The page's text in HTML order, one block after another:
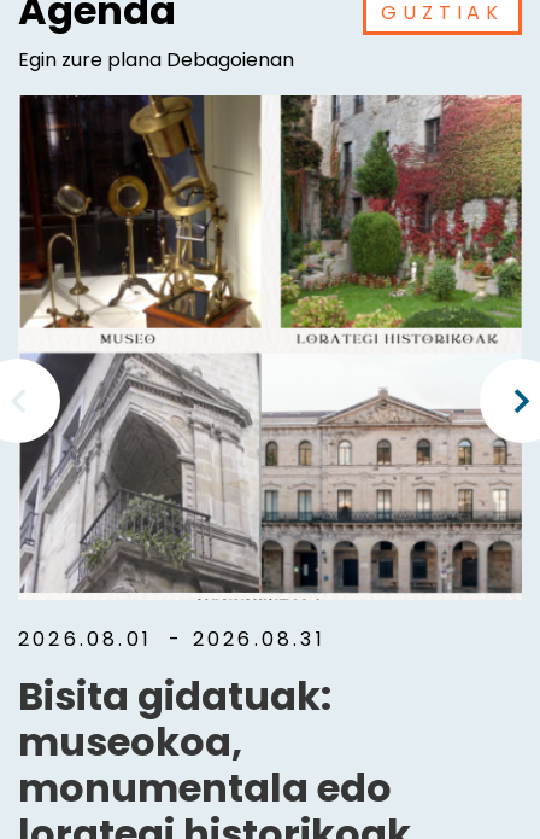
Egin zure plana Debagoienan
GUZTIAK
2026.08.01 - 2026.08.31
Bisita gidatuak:
museokoa,
monumentala edo